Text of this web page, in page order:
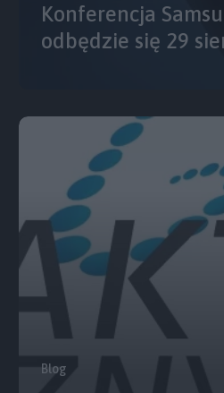
Konferencja
odbędzie się 29
Blog